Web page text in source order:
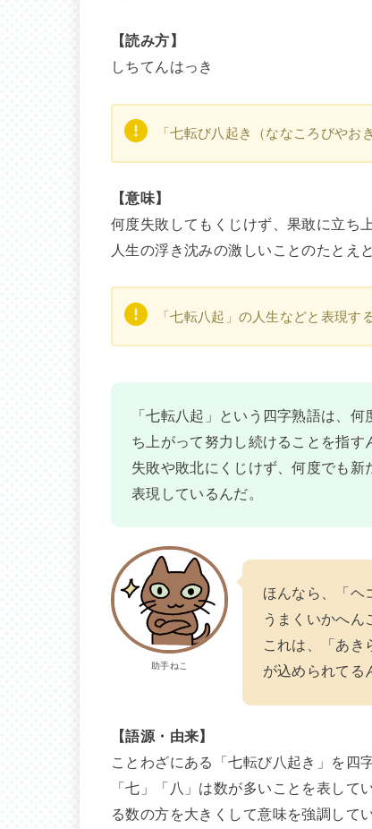
【読み方】
しちてんはっき
「七転び八起き（ななころびやお
【意味】
何度失敗してもくじけず、果敢に立ち
人生の浮き沈みの激しいことのたとえ
「七転八起」の人生などと表現する
「七転八起」という四字熟語は、
ち上がって努力し続けることを指す
失敗や敗北にくじけず、何度でも
表現しているんだ。
助手ねこ
ほんなら、「ヘ
うまくいかへん
これは、「あき
が込められてる
【語源・由来】
ことわざにある「七転び八起き」を四
「七」「八」は数が多いことを表し
る数の方を大きくして意味を強調してい